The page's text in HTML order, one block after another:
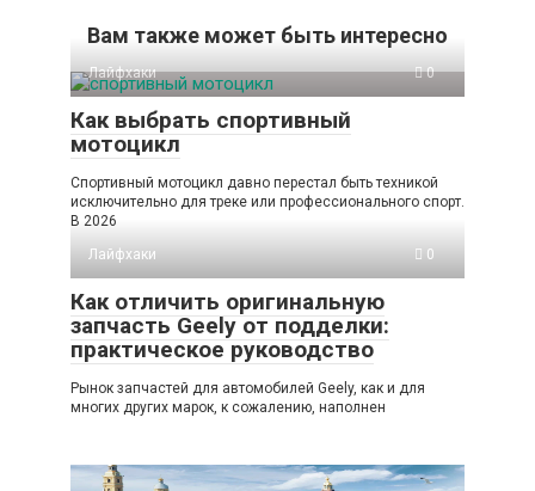
Вам также может быть интересно
Лайфхаки 0
Как выбрать спортивный
мотоцикл
Спортивный мотоцикл давно перестал быть техникой
исключительно для треке или профессионального спорт.
В 2026
Лайфхаки
0
Как отличить оригинальную
запчасть Geely от подделки:
практическое руководство
Рынок запчастей для автомобилей Geely, как и для
многих других марок, к сожалению, наполнен